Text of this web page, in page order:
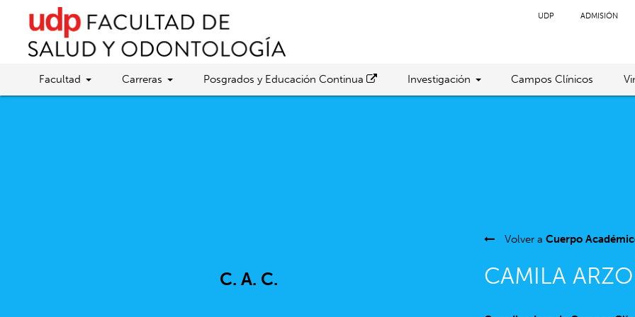
UDP ADMISIÓN
Facultad Carreras Posgrados y Educación Continua Investigación Campos Clínicos
C. A. C.
Volver aCuerpo
CAMILA